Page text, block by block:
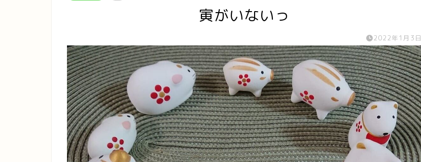
寅がいないっ
2022年1月3日